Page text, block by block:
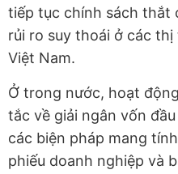
tiếp tục chính sách thắt
rủi ro suy thoái ở các
Việt Nam.
Ở trong nước, hoạt
tắc về giải ngân vốn
các biện pháp mang
phiếu doanh nghiệp và